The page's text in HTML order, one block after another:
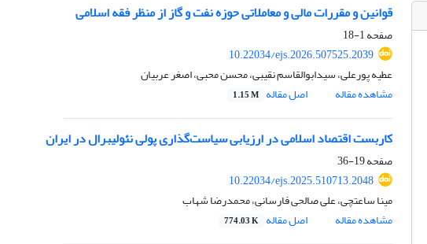
قوانین و مقررات مالی و معاملاتی حوزه نفت و گاز از منظر فقه اسلامی
صفحه1-18
10.22034/ejs.2026.507525.2039
عطیه پورعلی، سیدابوالقاسم نقیبی، محسن محبی، اصغر عربیان
مشاهده مقاله
اصل مقاله 1.15 M
کاربست اقتصاد اسلامی در ارزیابی سیاست‌گذاری پولی نئولیبرال در ایران
صفحه19-36
10.22034/ejs.2025.510713.2048
مینا ساعتچی، علی صالحی فارسانی، محمدرضا شهاب
مشاهده مقاله
اصل مقاله 774.03 K